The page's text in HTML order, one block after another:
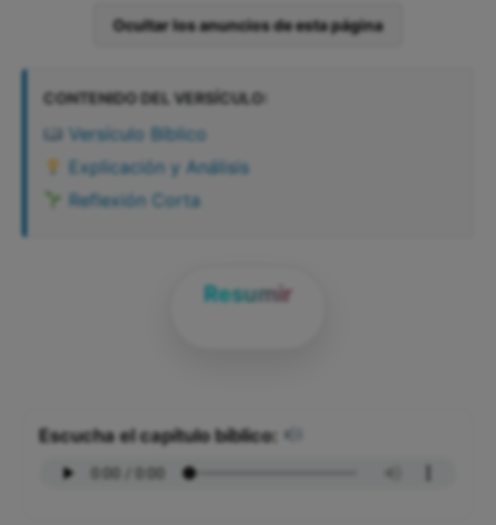
Ocultar los anuncios de esta página
CONTENIDO DEL VERSÍCULO:
Versículo Bíblico
Explicación y Análisis
Reflexión Corta
Resumir
Escucha el capítulo bíblico: